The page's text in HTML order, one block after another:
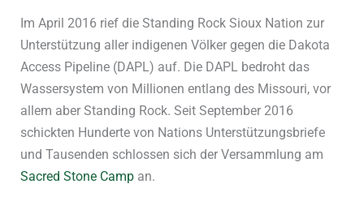
Im April 2016 rief die Standing Rock Sioux Nation zur
Unterstützung aller indigenen Völker gegen die Dakota
Access Pipeline (DAPL) auf. Die DAPL bedroht das
Wassersystem von Millionen entlang des Missouri, vor
allem aber Standing Rock. Seit September 2016
schickten Hunderte von Nations Unterstützungsbriefe
und Tausenden schlossen sich der Versammlung am
Sacred Stone Camp an.